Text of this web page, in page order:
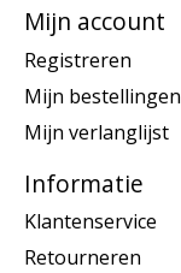
Mijn account
Registreren
Mijn bestellingen
Mijn verlanglijst
Informatie
Klantenservice
Retourneren